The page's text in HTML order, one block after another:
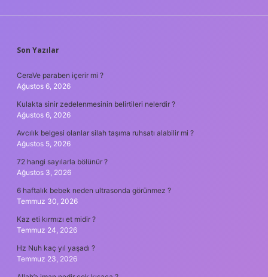
SIDEBAR
Son Yazılar
CeraVe paraben içerir mi ?
Ağustos 6, 2026
Kulakta sinir zedelenmesinin belirtileri nelerdir ?
Ağustos 6, 2026
Avcılık belgesi olanlar silah taşıma ruhsatı alabilir mi ?
Ağustos 5, 2026
72 hangi sayılarla bölünür ?
Ağustos 3, 2026
6 haftalık bebek neden ultrasonda görünmez ?
Temmuz 30, 2026
Kaz eti kırmızı et midir ?
Temmuz 24, 2026
Hz Nuh kaç yıl yaşadı ?
Temmuz 23, 2026